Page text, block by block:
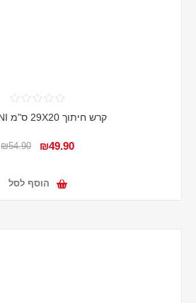
קרש חיתוך 29X20 ס"מ PEDRINI
₪49.90
₪54.90
הוסף לסל